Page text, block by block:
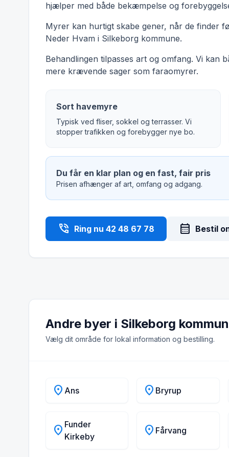
hjælper med både bekæmpelse og
Myrer kan hurtigt skabe gener, når de finder
Neder Hvam i Silkeborg kommune.
Behandlingen tilpasses art og omfang. Vi kan
mere krævende sager som faraomyrer.
Sort havemyre
Typisk ved fliser, sokkel og terrasser. Vi
stopper trafikken og forebygger nye bo.
Du får en klar plan og en fast, fair pris
Prisen afhænger af art, omfang og adgang.
phone_in_talk Ring nu 42 48 67 78 calendar_month Bestil
Andre byer i Silkeborg
Vælg dit område for lokal information og bestilling.
location_on Ans location_on Bryrup
location_on Funder
Kirkeby
location_on Fårvang